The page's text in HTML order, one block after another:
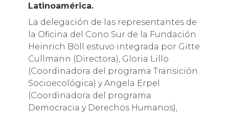
Latinoamérica.
La delegación de las representantes de
la Oficina del Cono Sur de la Fundación
Heinrich Böll estuvo integrada por Gitte
Cullmann (Directora), Gloria Lillo
(Coordinadora del programa Transición
Socioecológica) y Angela Erpel
(Coordinadora del programa
Democracia y Derechos Humanos),